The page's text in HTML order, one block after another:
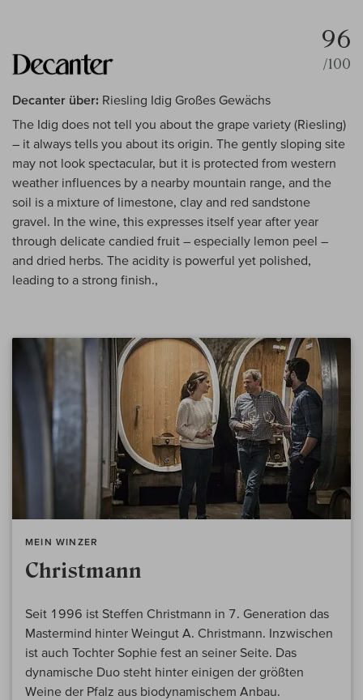
96
/100
Decanter über: Riesling Idig Großes Gewächs
The Idig does not tell you about the grape variety (Riesling)
– it always tells you about its origin. The gently sloping site
may not look spectacular, but it is protected from western
weather influences by a nearby mountain range, and the
soil is a mixture of limestone, clay and red sandstone
gravel. In the wine, this expresses itself year after year
through delicate candied fruit – especially lemon peel –
and dried herbs. The acidity is powerful yet polished,
leading to a strong finish.,
MEIN WINZER
Christmann
Seit 1996 ist Steffen Christmann in 7. Generation das
Mastermind hinter Weingut A. Christmann. Inzwischen
ist auch Tochter Sophie fest an seiner Seite. Das
dynamische Duo steht hinter einigen der größten
Weine der Pfalz aus biodynamischem Anbau.